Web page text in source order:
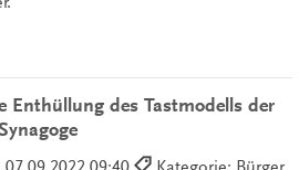
Enthüllung des Tastmodells der